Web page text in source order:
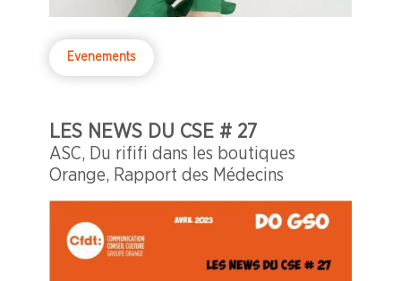
Evenements
LES NEWS DU CSE # 27
ASC, Du rififi dans les boutiques
Orange, Rapport des Médecins